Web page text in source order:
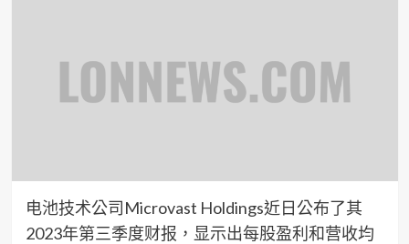
电池技术公司Microvast Holdings近日公布了其
2023年第三季度财报，显示出每股盈利和营收均